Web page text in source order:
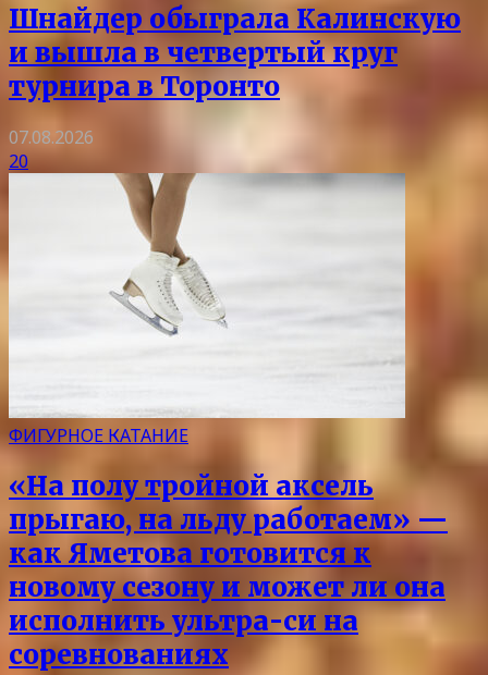
Шнайдер обыграла Калинскую
и вышла в четвертый круг
турнира в Торонто
07.08.2026
20
ФИГУРНОЕ КАТАНИЕ
«На полу тройной аксель
прыгаю, на льду работаем» —
как Яметова готовится к
новому сезону и может ли она
исполнить ультра-си на
соревнованиях